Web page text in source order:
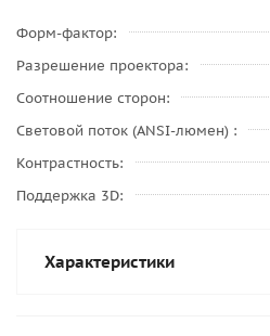
Форм-фактор
Разрешение проектора
Соотношение сторон
Световой поток (ANSI-люмен)
Контрастность
Поддержка 3D
Характеристики